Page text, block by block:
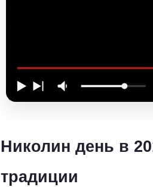
Николин день в
традиции